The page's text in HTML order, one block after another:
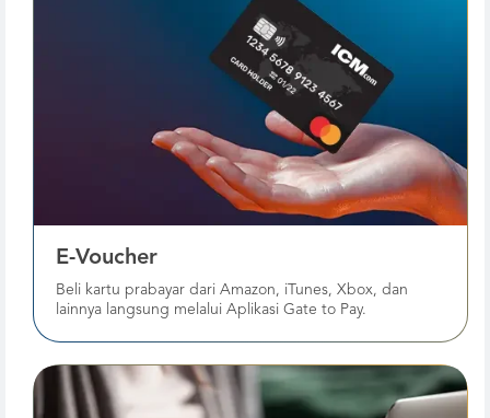
E-Voucher
Beli kartu prabayar dari Amazon, iTunes, Xbox, dan
lainnya langsung melalui Aplikasi Gate to Pay.